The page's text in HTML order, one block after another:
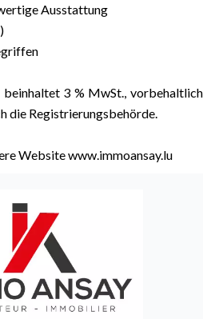
Ausstattung
beinhaltet 3 % MwSt., vorbehaltlich
die Registrierungsbehörde.
Website www.immoansay.lu